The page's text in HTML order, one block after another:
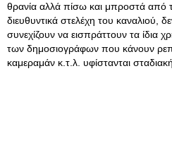
θρανία αλλά πίσω και μπροστά από
διευθυντικά στελέχη του καναλιού,
συνεχίζουν να εισπράττουν τα ίδια
των δημοσιογράφων που κάνουν
καμεραμάν κ.τ.λ. υφίστανται